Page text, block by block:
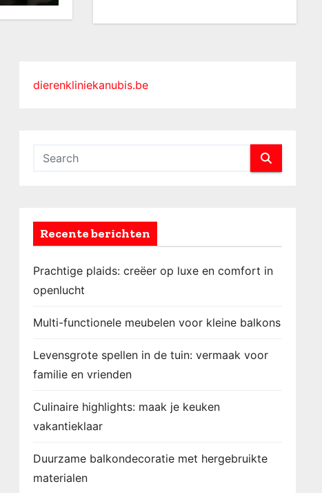
dierenkliniekanubis.be
Recente berichten
Prachtige plaids: creëer op luxe en comfort in
openlucht
Multi-functionele meubelen voor kleine balkons
Levensgrote spellen in de tuin: vermaak voor
familie en vrienden
Culinaire highlights: maak je keuken
vakantieklaar
Duurzame balkondecoratie met hergebruikte
materialen